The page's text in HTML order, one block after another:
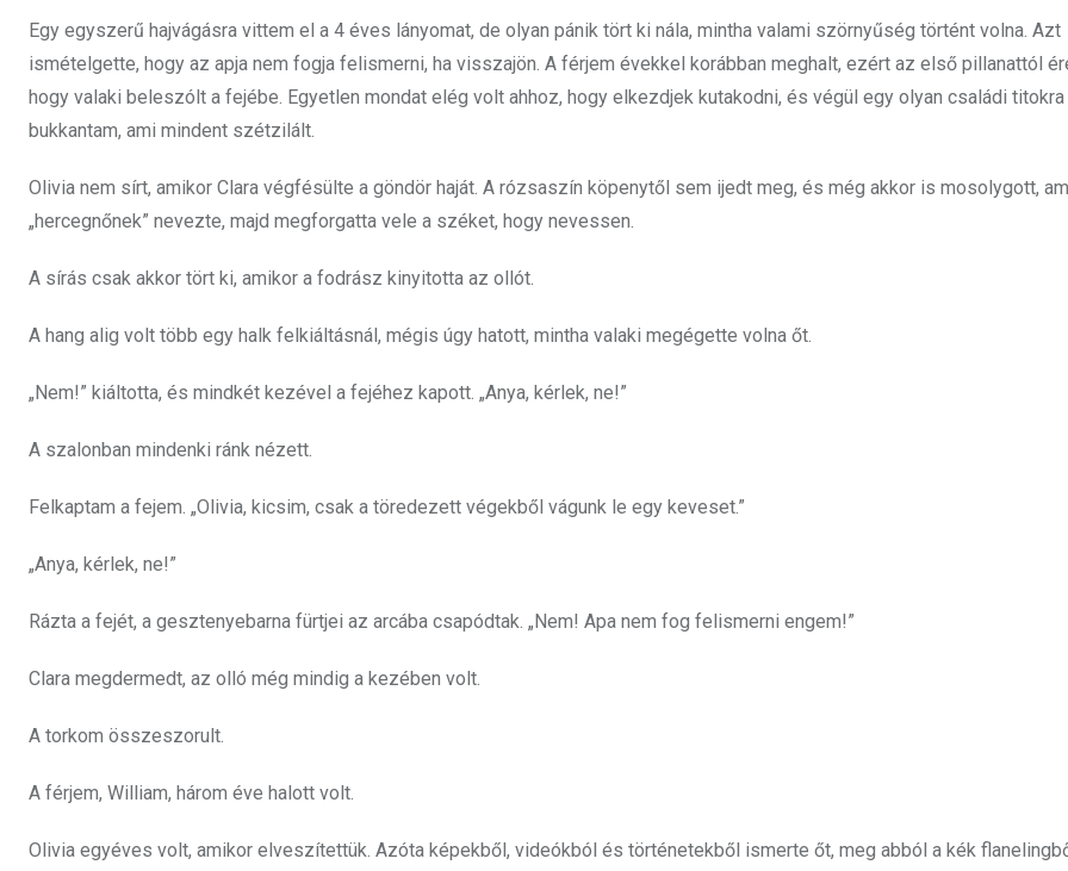
Egy egyszerű hajvágásra vittem el a 4 éves lányomat, de olyan pánik tört ki nála, mintha valami szörnyűség történt volna. Azt
ismételgette, hogy az apja nem fogja felismerni, ha visszajön. A férjem évekkel korábban meghalt, ezért az első pillanattól
hogy valaki beleszólt a fejébe. Egyetlen mondat elég volt ahhoz, hogy elkezdjek kutakodni, és végül egy olyan családi titokra
bukkantam, ami mindent szétzilált.
Olivia nem sírt, amikor Clara végfésülte a göndör haját. A rózsaszín köpenytől sem ijedt meg, és még akkor is mosolygott,
„hercegnőnek” nevezte, majd megforgatta vele a széket, hogy nevessen.
A sírás csak akkor tört ki, amikor a fodrász kinyitotta az ollót.
A hang alig volt több egy halk felkiáltásnál, mégis úgy hatott, mintha valaki megégette volna őt.
„Nem!” kiáltotta, és mindkét kezével a fejéhez kapott. „Anya, kérlek, ne!”
A szalonban mindenki ránk nézett.
Felkaptam a fejem. „Olivia, kicsim, csak a töredezett végekből vágunk le egy keveset.”
„Anya, kérlek, ne!”
Rázta a fejét, a gesztenyebarna fürtjei az arcába csapódtak. „Nem! Apa nem fog felismerni engem!”
Clara megdermedt, az olló még mindig a kezében volt.
A torkom összeszorult.
A férjem, William, három éve halott volt.
Olivia egyéves volt, amikor elveszítettük. Azóta képekből, videókból és történetekből ismerte őt, meg abból a kék